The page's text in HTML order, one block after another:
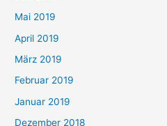
Mai 2019
April 2019
März 2019
Februar 2019
Januar 2019
Dezember 2018